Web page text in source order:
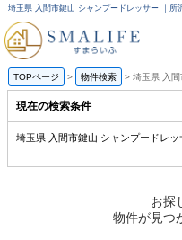
埼玉県 入間市鍵山 シャンプードレッサー ｜所
TOPページ 物件検索 埼玉県 入
現在の検索条件
埼玉県 入間市鍵山 シャンプードレッ
お探
物件が見つ